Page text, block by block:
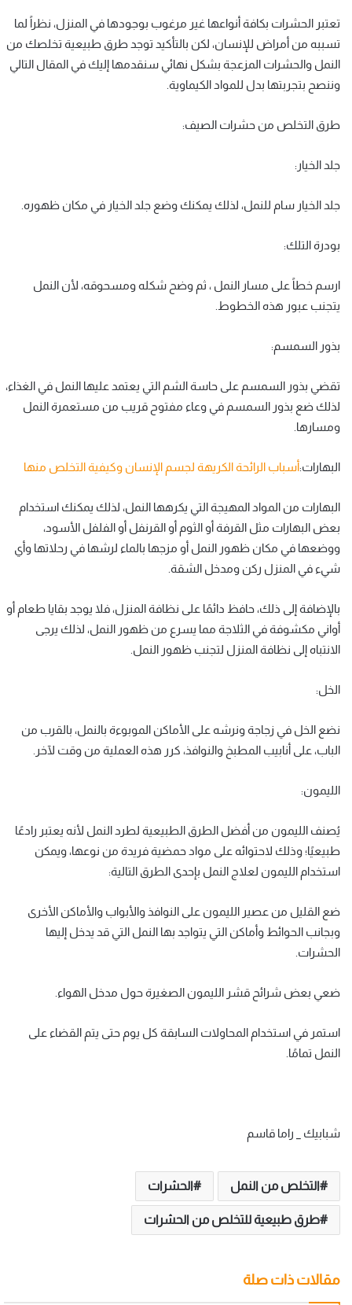
تعتبر الحشرات بكافة أنواعها غير مرغوب بوجودها في المنزل، نظراً لما
تسببه من أمراض للإنسان، لكن بالتأكيد توجد طرق طبيعية تخلصك من
النمل والحشرات المزعجة بشكل نهائي سنقدمها إليك في المقال التالي
وننصح بتجربتها بدل للمواد الكيماوية.
طرق التخلص من حشرات الصيف:
جلد الخيار:
جلد الخيار سام للنمل، لذلك يمكنك وضع جلد الخيار في مكان ظهوره.
بودرة التلك:
ارسم خطاً على مسار النمل ، ثم وضح شكله ومسحوقه، لأن النمل
يتجنب عبور هذه الخطوط.
بذور السمسم:
تقضي بذور السمسم على حاسة الشم التي يعتمد عليها النمل في الغذاء،
لذلك ضع بذور السمسم في وعاء مفتوح قريب من مستعمرة النمل
ومسارها.
البهارات:أسباب الرائحة الكريهة لجسم الإنسان وكيفية التخلص منها
البهارات من المواد المهيجة التي يكرهها النمل، لذلك يمكنك استخدام
بعض البهارات مثل القرفة أو الثوم أو القرنفل أو الفلفل الأسود،
ووضعها في مكان ظهور النمل أو مزجها بالماء لرشها في رحلاتها وأي
شيء في المنزل ركن ومدخل الشقة.
بالإضافة إلى ذلك، حافظ دائمًا على نظافة المنزل، فلا يوجد بقايا طعام أو
أواني مكشوفة في الثلاجة مما يسرع من ظهور النمل، لذلك يرجى
الانتباه إلى نظافة المنزل لتجنب ظهور النمل.
الخل:
نضع الخل في زجاجة ونرشه على الأماكن الموبوءة بالنمل، بالقرب من
الباب، على أنابيب المطبخ والنوافذ، كرر هذه العملية من وقت لآخر.
الليمون:
يُصنف الليمون من أفضل الطرق الطبيعية لطرد النمل لأنه يعتبر رادعًا
طبيعيًا؛ وذلك لاحتوائه على مواد حمضية فريدة من نوعها، ويمكن
استخدام الليمون لعلاج النمل بإحدى الطرق التالية:
ضع القليل من عصير الليمون على النوافذ والأبواب والأماكن الأخرى
وبجانب الحوائط وأماكن التي يتواجد بها النمل التي قد يدخل إليها
الحشرات.
ضعي بعض شرائح قشر الليمون الصغيرة حول مدخل الهواء.
استمر في استخدام المحاولات السابقة كل يوم حتى يتم القضاء على
النمل تمامًا.
شبابيك _ راما قاسم
التخلص من النمل الحشرات
طرق طبيعية للتخلص من الحشرات
مقالات ذات صلة